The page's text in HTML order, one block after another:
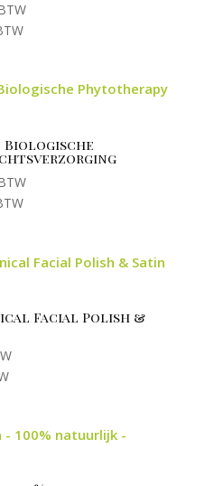
Facial Polish &